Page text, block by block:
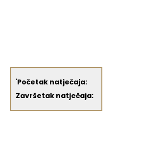
'Početak natječaja:
Završetak natječaja: